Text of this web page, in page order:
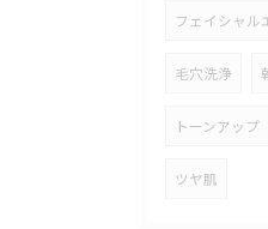
フェイシャル
毛穴洗浄
トーンアップ
ツヤ肌